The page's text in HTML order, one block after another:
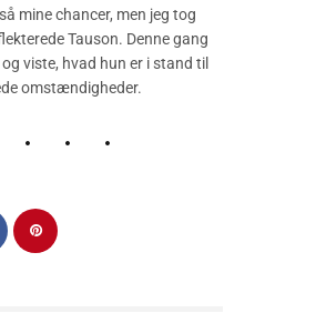
mine chancer, men jeg tog
Tauson. Denne gang
viste, hvad hun er i stand til
omstændigheder.